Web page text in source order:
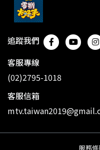
追蹤我們
客服專線
(02)2795-1018
客服信箱
服務條